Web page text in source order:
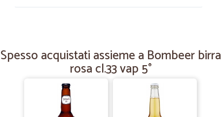
Facilità di scelta sul sito, disponibilità dell’operatore online , tempi
velocissimi di consegna, perfetta convenienza del prezzo
—
Prodotti arrivati in ottime…
Spesso acquistati assieme a Bombeer birra
rosa cl.33 vap 5°